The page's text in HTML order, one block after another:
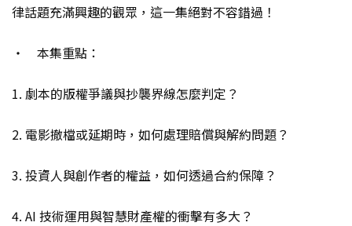
律話題充滿興趣的觀眾，這一集絕對不容錯過！
‧ 本集重點：
1. 劇本的版權爭議與抄襲界線怎麼判定？
2. 電影撤檔或延期時，如何處理賠償與解約問題？
3. 投資人與創作者的權益，如何透過合約保障？
4. AI 技術運用與智慧財產權的衝擊有多大？